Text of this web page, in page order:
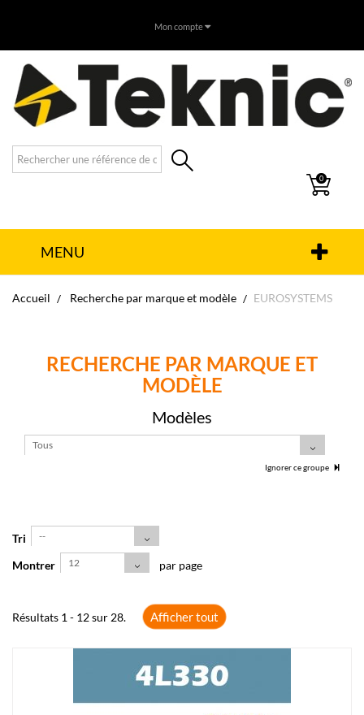
Mon compte
0
MENU
Accueil Recherche par marque et modèle EUROSYSTEMS
RECHERCHE PAR MARQUE ET
MODÈLE
Modèles
Tous
Ignorer ce groupe
Tri --
Montrer 12 par page
Résultats 1 - 12 sur 28. Afficher tout